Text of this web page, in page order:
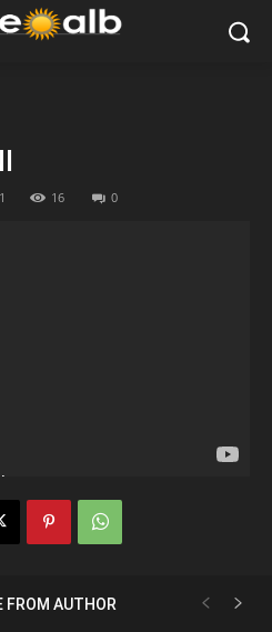
16 0
FROM AUTHOR